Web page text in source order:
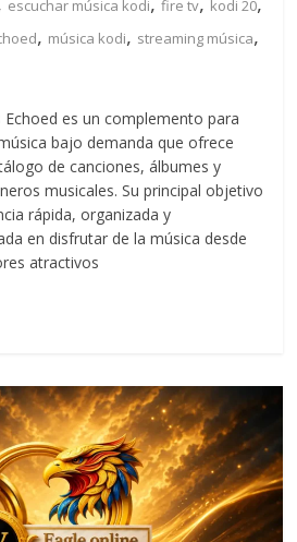
escuchar música kodi fire tv kodi 20
, música kodi, streaming música,
Echoed es un complemento para
bajo demanda que ofrece
de canciones, álbumes y
musicales. Su principal objetivo
rápida, organizada y
en disfrutar de la música desde
atractivos